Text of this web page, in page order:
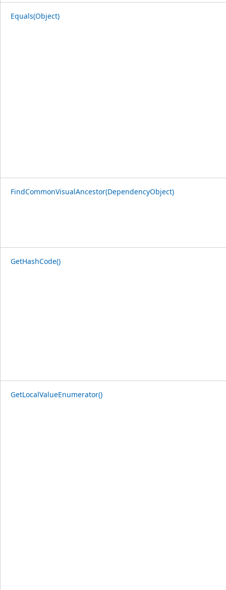
Equals(Object)
FindCommonVisualAncestor(DependencyObject)
GetHashCode()
GetLocalValueEnumerator()